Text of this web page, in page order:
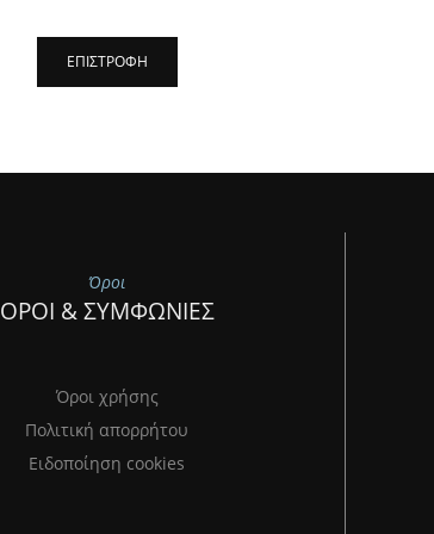
Όροι
ΟΡΟΙ & ΣΥΜΦΩΝΙΕΣ
Όροι χρήσης
Πολιτική απορρήτου
Ειδοποίηση cookies